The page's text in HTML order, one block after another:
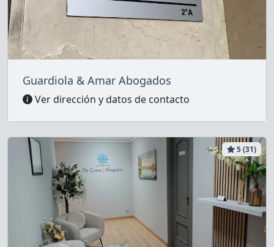
Guardiola & Amar Abogados
Ver dirección y datos de contacto
5 (31)